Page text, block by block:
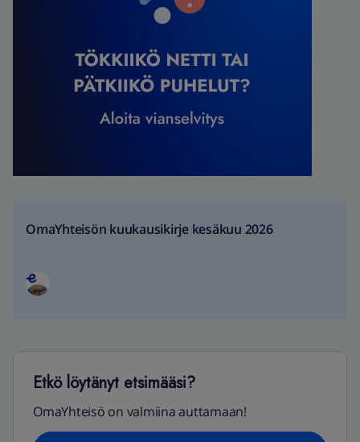
OmaYhteisön kuukausikirje kesäkuu 2026
Etkö löytänyt etsimääsi?
OmaYhteisö on valmiina auttamaan!